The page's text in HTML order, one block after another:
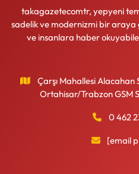
takagazetecomtr, yepyeni
sadelik ve modernizmi bir araya
ve insanlara haber
Çarşı Mahallesi
Ortahisar/Trabzon GSM
0 462
[email